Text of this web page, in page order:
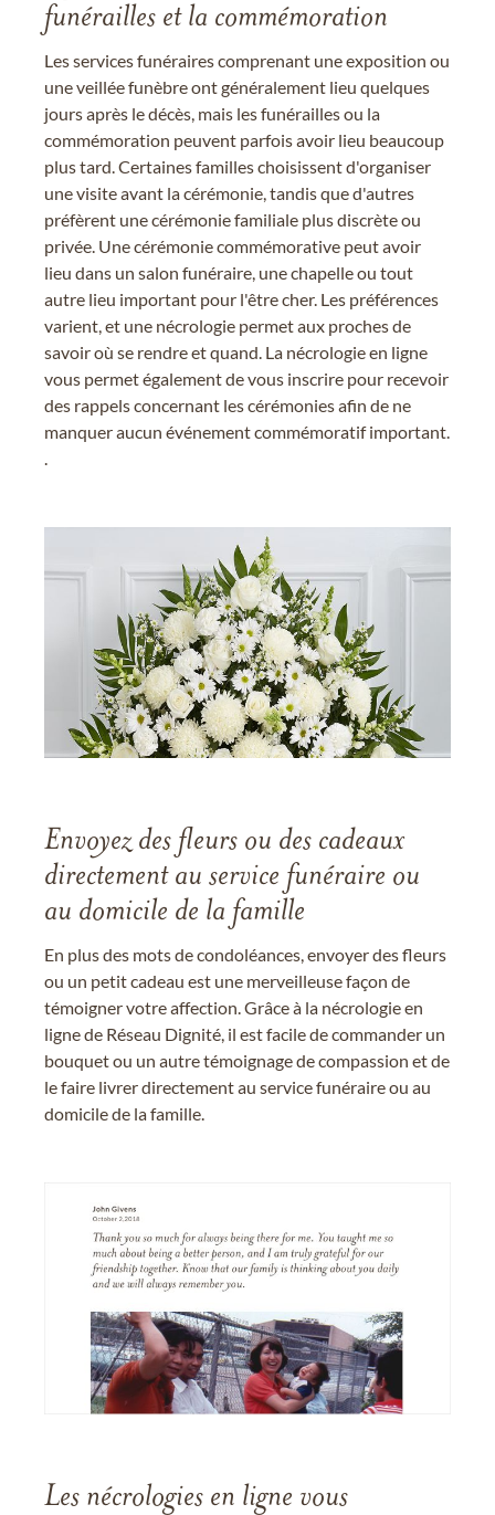
funérailles et la commémoration
Les services funéraires comprenant une exposition ou
une veillée funèbre ont généralement lieu quelques
jours après le décès, mais les funérailles ou la
commémoration peuvent parfois avoir lieu beaucoup
plus tard. Certaines familles choisissent d'organiser
une visite avant la cérémonie, tandis que d'autres
préfèrent une cérémonie familiale plus discrète ou
privée. Une cérémonie commémorative peut avoir
lieu dans un salon funéraire, une chapelle ou tout
autre lieu important pour l'être cher. Les préférences
varient, et une nécrologie permet aux proches de
savoir où se rendre et quand. La nécrologie en ligne
vous permet également de vous inscrire pour recevoir
des rappels concernant les cérémonies afin de ne
manquer aucun événement commémoratif important.
Envoyez des fleurs ou des cadeaux
directement au service funéraire ou
au domicile de la famille
En plus des mots de condoléances, envoyer des fleurs
ou un petit cadeau est une merveilleuse façon de
témoigner votre affection. Grâce à la nécrologie en
ligne de Réseau Dignité, il est facile de commander un
bouquet ou un autre témoignage de compassion et de
le faire livrer directement au service funéraire ou au
domicile de la famille.
Les nécrologies en ligne vous